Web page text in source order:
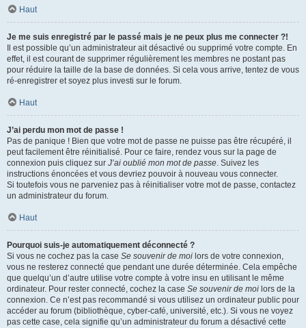
Haut
Je me suis enregistré par le passé mais je ne peux plus me connecter ?!
Il est possible qu’un administrateur ait désactivé ou supprimé votre compte. En
effet, il est courant de supprimer régulièrement les membres ne postant pas
pour réduire la taille de la base de données. Si cela vous arrive, tentez de vous
ré-enregistrer et soyez plus investi sur le forum.
Haut
J’ai perdu mon mot de passe !
Pas de panique ! Bien que votre mot de passe ne puisse pas être récupéré, il
peut facilement être réinitialisé. Pour ce faire, rendez vous sur la page de
connexion puis cliquez sur J’ai oublié mon mot de passe. Suivez les
instructions énoncées et vous devriez pouvoir à nouveau vous connecter.
Si toutefois vous ne parveniez pas à réinitialiser votre mot de passe, contactez
un administrateur du forum.
Haut
Pourquoi suis-je automatiquement déconnecté ?
Si vous ne cochez pas la case Se souvenir de moi lors de votre connexion,
vous ne resterez connecté que pendant une durée déterminée. Cela empêche
que quelqu’un d’autre utilise votre compte à votre insu en utilisant le même
ordinateur. Pour rester connecté, cochez la case Se souvenir de moi lors de la
connexion. Ce n’est pas recommandé si vous utilisez un ordinateur public pour
accéder au forum (bibliothèque, cyber-café, université, etc.). Si vous ne voyez
pas cette case, cela signifie qu’un administrateur du forum a désactivé cette